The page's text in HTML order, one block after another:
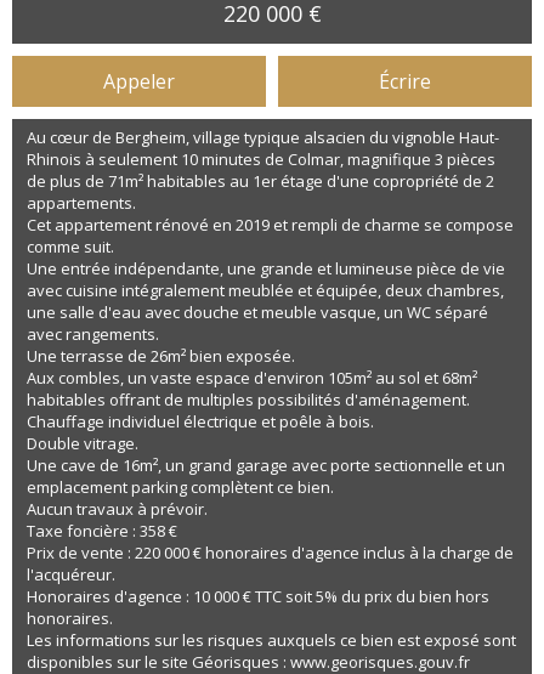
220 000 €
Appeler Écrire
Au cœur de Bergheim, village typique alsacien du vignoble Haut-
Rhinois à seulement 10 minutes de Colmar, magnifique 3 pièces
de plus de 71m² habitables au 1er étage d'une copropriété de 2
appartements.
Cet appartement rénové en 2019 et rempli de charme se compose
comme suit.
Une entrée indépendante, une grande et lumineuse pièce de vie
avec cuisine intégralement meublée et équipée, deux chambres,
une salle d'eau avec douche et meuble vasque, un WC séparé
avec rangements.
Une terrasse de 26m² bien exposée.
Aux combles, un vaste espace d'environ 105m² au sol et 68m²
habitables offrant de multiples possibilités d'aménagement.
Chauffage individuel électrique et poêle à bois.
Double vitrage.
Une cave de 16m², un grand garage avec porte sectionnelle et un
emplacement parking complètent ce bien.
Aucun travaux à prévoir.
Taxe foncière : 358 €
Prix de vente : 220 000 € honoraires d'agence inclus à la charge de
l'acquéreur.
Honoraires d'agence : 10 000 € TTC soit 5% du prix du bien hors
honoraires.
Les informations sur les risques auxquels ce bien est exposé sont
disponibles sur le site Géorisques : www.georisques.gouv.fr